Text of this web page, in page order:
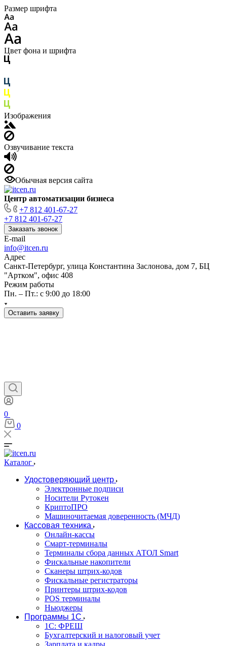
Размер шрифта
Цвет фона и шрифта
Изображения
Озвучивание текста
Обычная версия сайта
Центр автоматизации бизнеса
+7 812 401-67-27
+7 812 401-67-27
Заказать звонок
E-mail
info@itcen.ru
Адрес
Санкт-Петербург, улица Константина Заслонова, дом 7, БЦ
"Артком", офис 408
Режим работы
Пн. – Пт.: с 9:00 до 18:00
Оставить заявку
0
0
Каталог
Удостоверяющий центр
Электронные подписи
Носители Рутокен
КриптоПРО
Машиночитаемая доверенность (МЧД)
Кассовая техника
Онлайн-кассы
Смарт-терминалы
Терминалы сбора данных АТОЛ Smart
Фискальные накопители
Сканеры штрих-кодов
Фискальные регистраторы
Принтеры штрих-кодов
POS терминалы
Ньюджеры
Программы 1С
1C: ФРЕШ
Бухгалтерский и налоговый учет
Зарплата и кадры